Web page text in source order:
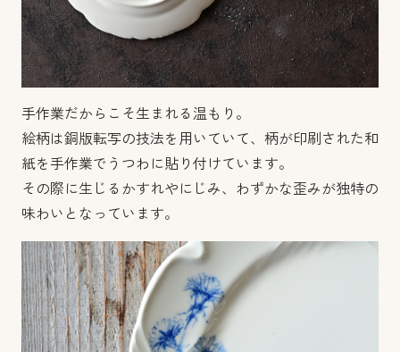
手作業だからこそ生まれる温もり。
絵柄は銅版転写の技法を用いていて、柄が印刷された和
紙を手作業でうつわに貼り付けています。
その際に生じるかすれやにじみ、わずかな歪みが独特の
味わいとなっています。